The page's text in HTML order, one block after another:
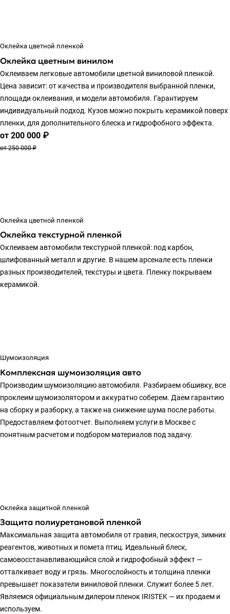
Оклейка цветной пленкой
Оклейка цветным винилом
Оклеиваем легковые автомобили цветной виниловой пленкой.
Цена зависит: от качества и производителя выбранной пленки,
площади оклеивания, и модели автомобиля. Гарантируем
индивидуальный подход. Кузов можно покрыть керамикой поверх
пленки, для дополнительного блеска и гидрофобного эффекта.
от 200 000 ₽
от 250 000 ₽
Оклейка цветной пленкой
Оклейка текстурной пленкой
Оклеиваем автомобили текстурной пленкой: под карбон,
шлифованный металл и другие. В нашем арсенале есть пленки
разных производителей, текстуры и цвета. Пленку покрываем
керамикой.
Шумоизоляция
Комплексная шумоизоляция авто
Производим шумоизоляцию автомобиля. Разбираем обшивку, все
проклеим шумоизолятором и аккуратно соберем. Даем гарантию
на сборку и разборку, а также на снижение шума после работы.
Предоставляем фотоотчет. Выполняем услуги в Москве с
понятным расчетом и подбором материалов под задачу.
Оклейка защитной пленкой
Защита полиуретановой пленкой
Максимальная защита автомобиля от гравия, пескоструя, зимних
реагентов, животных и помета птиц. Идеальный блеск,
самовосстанавливающийся слой и гидрофобный эффект —
отталкивает воду и грязь. Многослойность и толщина пленки
превышает показатели виниловой пленки. Служит более 5 лет.
Являемся официальным дилером пленок IRISTEK — их продаем и
используем.